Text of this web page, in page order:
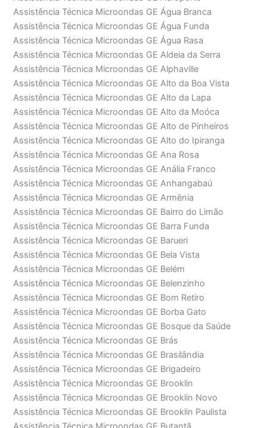
Assistência Técnica Microondas GE Água Branca
Assistência Técnica Microondas GE Água Funda
Assistência Técnica Microondas GE Água Rasa
Assistência Técnica Microondas GE Aldeia da Serra
Assistência Técnica Microondas GE Alphaville
Assistência Técnica Microondas GE Alto da Boa Vista
Assistência Técnica Microondas GE Alto da Lapa
Assistência Técnica Microondas GE Alto da Moóca
Assistência Técnica Microondas GE Alto de Pinheiros
Assistência Técnica Microondas GE Alto do Ipiranga
Assistência Técnica Microondas GE Ana Rosa
Assistência Técnica Microondas GE Anália Franco
Assistência Técnica Microondas GE Anhangabaú
Assistência Técnica Microondas GE Armênia
Assistência Técnica Microondas GE Bairro do Limão
Assistência Técnica Microondas GE Barra Funda
Assistência Técnica Microondas GE Barueri
Assistência Técnica Microondas GE Bela Vista
Assistência Técnica Microondas GE Belém
Assistência Técnica Microondas GE Belenzinho
Assistência Técnica Microondas GE Bom Retiro
Assistência Técnica Microondas GE Borba Gato
Assistência Técnica Microondas GE Bosque da Saúde
Assistência Técnica Microondas GE Brás
Assistência Técnica Microondas GE Brasilândia
Assistência Técnica Microondas GE Brigadeiro
Assistência Técnica Microondas GE Brooklin
Assistência Técnica Microondas GE Brooklin Novo
Assistência Técnica Microondas GE Brooklin Paulista